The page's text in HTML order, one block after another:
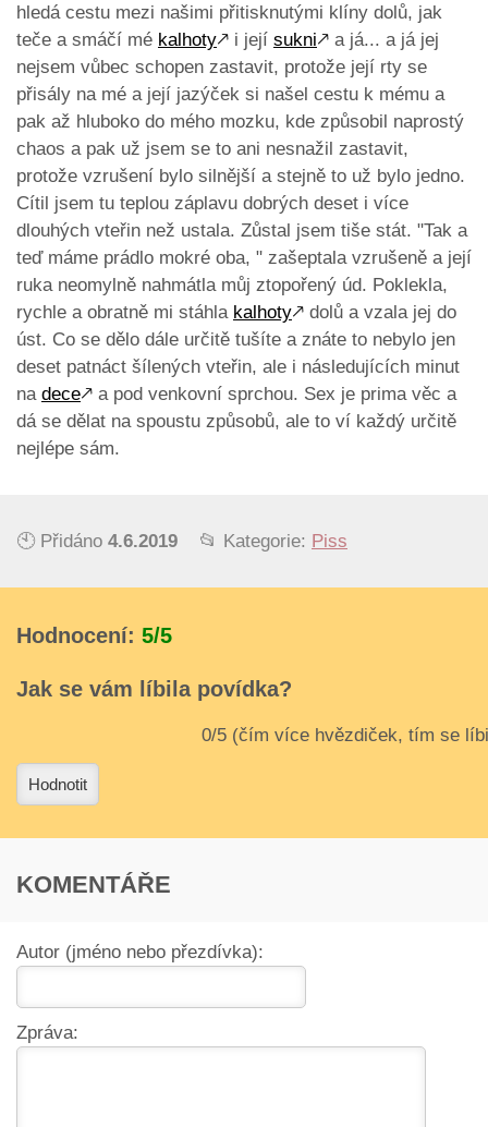
hledá cestu mezi našimi přitisknutými klíny dolů, jak
teče a smáčí mé kalhoty🡕 i její sukni🡕 a já... a já jej
nejsem vůbec schopen zastavit, protože její rty se
přisály na mé a její jazýček si našel cestu k mému a
pak až hluboko do mého mozku, kde způsobil naprostý
chaos a pak už jsem se to ani nesnažil zastavit,
protože vzrušení bylo silnější a stejně to už bylo jedno.
Cítil jsem tu teplou záplavu dobrých deset i více
dlouhých vteřin než ustala. Zůstal jsem tiše stát. "Tak a
teď máme prádlo mokré oba, " zašeptala vzrušeně a její
ruka neomylně nahmátla můj ztopořený úd. Poklekla,
rychle a obratně mi stáhla kalhoty🡕 dolů a vzala jej do
úst. Co se dělo dále určitě tušíte a znáte to nebylo jen
deset patnáct šílených vteřin, ale i následujících minut
na dece🡕 a pod venkovní sprchou. Sex je prima věc a
dá se dělat na spoustu způsobů, ale to ví každý určitě
nejlépe sám.
🕙 Přidáno 4.6.2019 📂 Kategorie: Piss
Hodnocení: 5/5
Jak se vám líbila povídka?
Hodnotit
KOMENTÁŘE
Autor (jméno nebo přezdívka):
Zpráva: